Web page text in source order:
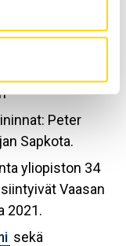
Peter
Sapkota.
yliopiston 34
Vaasan
2021.
sekä